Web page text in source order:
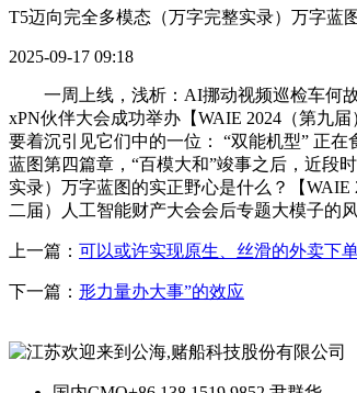
T5迈向完全多模态（万字完整实录）万字蓝
2025-09-17 09:18
一周上线，浅析：AI挪动视频巡检车何故
xPN伙伴大会成功举办【WAIE 2024（第九
要着沉引见它们中的一位： “双能机型” 正
蓝图第四篇章，“百模大和”竣事之后，近段
实录）万字蓝图的实正野心是什么？【
二届）人工智能财产大会会后专题大模子的
上一篇： 可以或许实现原生、丝滑的外卖下
下一篇： 形力量办大事”的效应